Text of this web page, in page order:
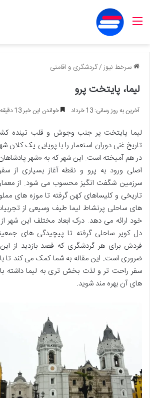
منو
سرخط نیوز/گردشگری و اقامتی
لیما، پایتخت پرو
آخرین به روز رسانی: 13 خرداد خواندن این خبر 13 دقیقه طول می کشد
لیما پایتخت پر جنب وجوش و قلب تپنده
تاریخ غنی دوران استعمار را با پویایی یک کلان
در هم آمیخته است. این شهر که به «شهر
اصلی ورود به پرو و نقطه آغاز بسیاری از
سرزمین شگفت انگیز محسوب می شود. از
تاریخی و کلیساهای کهن گرفته تا موزه های مملو
های ساحلی پرنشاط لیما طیف وسیعی از تجربیات
خود ارائه می دهد. درک ابعاد مختلف این شهر
دل کویر ساحلی گرفته تا پیچیدگی های
فردش برای هر گردشگری که قصد بازدید از
ضروری است. این مقاله به شما کمک می کند تا
سفر راحت تر و لذت بخش تری به لیما داشته
های آن بهره مند شوید.